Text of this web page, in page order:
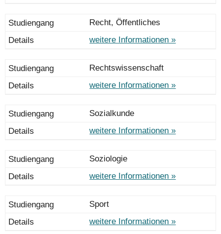
Recht, Öffentliches
weitere Informationen »
Rechtswissenschaft
weitere Informationen »
Sozialkunde
weitere Informationen »
Soziologie
weitere Informationen »
Sport
weitere Informationen »